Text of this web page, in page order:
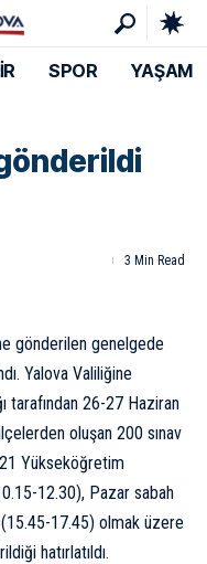
SPOR YAŞAM
3 Min Read
gönderilen genelgede
Yalova Valiliğine
tarafından 26-27 Haziran
oluşan 200 sınav
Yükseköğretim
12.30), Pazar sabah
17.45) olmak üzere
hatırlatıldı.